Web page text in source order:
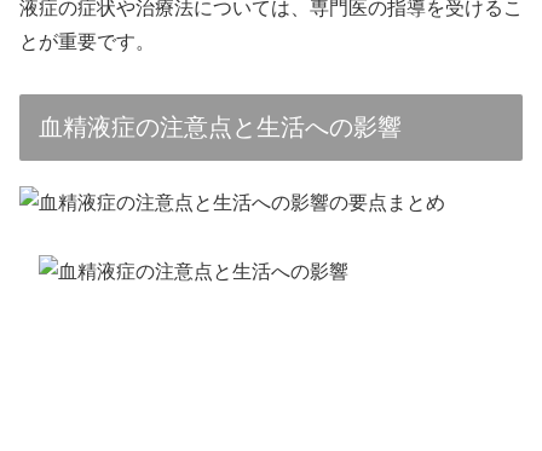
液症の症状や治療法については、専門医の指導を受けるこ
とが重要です。
血精液症の注意点と生活への影響